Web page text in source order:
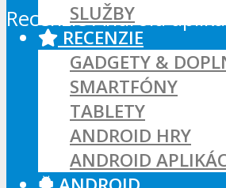
Recenzie Android
SLUŽBY
RECENZIE
GADGETY &
SMARTFÓNY
TABLETY
ANDROID HRY
ANDROID